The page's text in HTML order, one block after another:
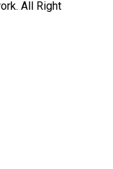
All Right